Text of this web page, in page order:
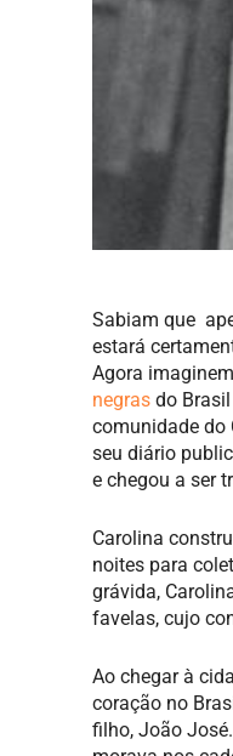
Sabiam que
estará
Agora
negras do
comunidade do
seu diário
e chegou a ser
Carolina
noites para
grávida,
favelas, cujo
Ao chegar à
coração no
filho, João